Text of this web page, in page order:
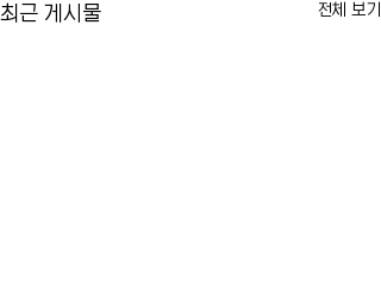
최근 게시물 전체 보기